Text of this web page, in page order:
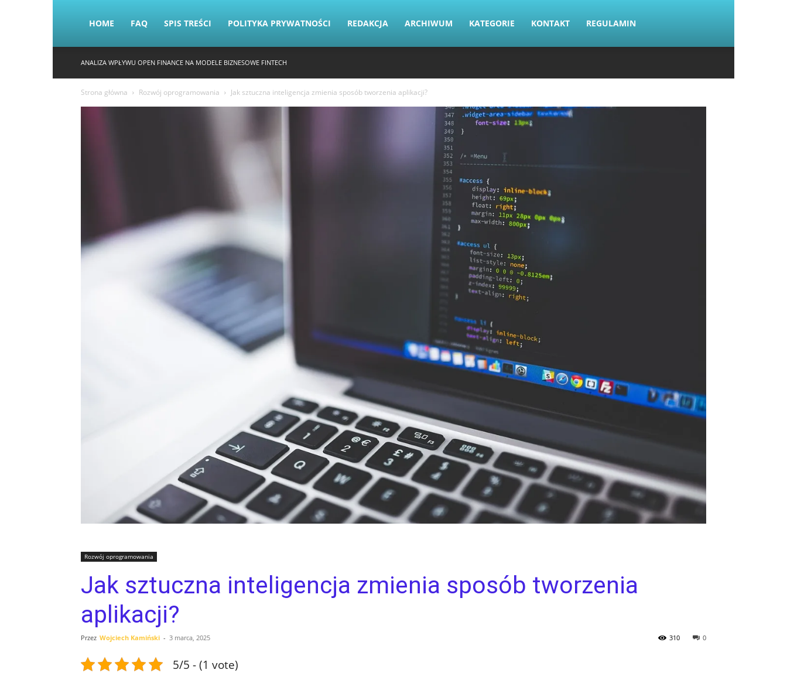
HOME FAQ SPIS TREŚCI POLITYKA PRYWATNOŚCI REDAKCJA ARCHIWUM KATEGORIE KONTAKT REGULAMIN
ANALIZA WPŁYWU OPEN FINANCE NA MODELE BIZNESOWE FINTECH
Strona główna Rozwój oprogramowania Jak sztuczna inteligencja zmienia sposób tworzenia aplikacji?
Rozwój oprogramowania
Jak sztuczna inteligencja zmienia sposób tworzenia
aplikacji?
Przez Wojciech Kamiński - 3 marca, 2025 0
310
5/5 - (1 vote)